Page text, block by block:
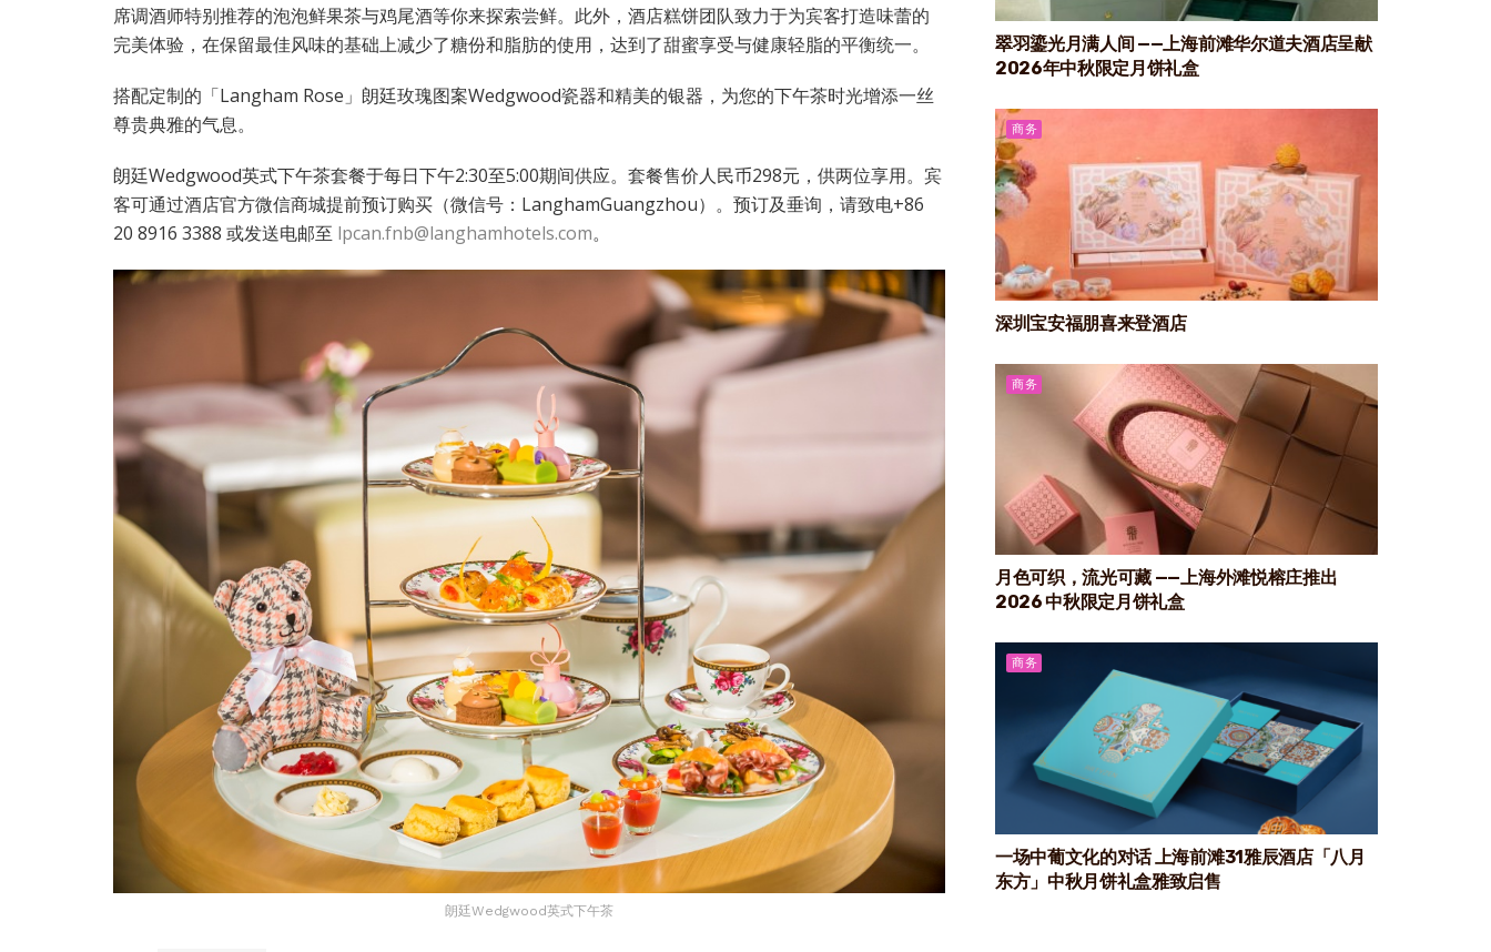
席调酒师特别推荐的泡泡鲜果茶与鸡尾酒等你来探索尝鲜。此外，酒店糕饼团队致力于为宾客打造味蕾的
完美体验，在保留最佳风味的基础上减少了糖份和脂肪的使用，达到了甜蜜享受与健康轻脂的平衡统一。
搭配定制的「Langham Rose」朗廷玫瑰图案Wedgwood瓷器和精美的银器，为您的下午茶时光增添一丝
尊贵典雅的气息。
朗廷Wedgwood英式下午茶套餐于每日下午2:30至5:00期间供应。套餐售价人民币298元，供两位享用。宾
客可通过酒店官方微信商城提前预订购买（微信号：LanghamGuangzhou）。预订及垂询，请致电+86
20 8916 3388 或发送电邮至 lpcan.fnb@langhamhotels.com。
朗廷Wedgwood英式下午茶
翠羽鎏光月满人间 ——上海前滩华尔道夫酒店呈献
2026年中秋限定月饼礼盒
商务
深圳宝安福朋喜来登酒店
商务
月色可织，流光可藏 ——上海外滩悦榕庄推出
2026 中秋限定月饼礼盒
商务
一场中葡文化的对话 上海前滩31雅辰酒店「八月
东方」中秋月饼礼盒雅致启售